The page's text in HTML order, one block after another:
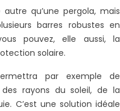
qu’une pergola, mais
barres robustes en
pouvez, elle aussi, la
solaire.
par exemple de
rayons du soleil, de la
C’est une solution idéale